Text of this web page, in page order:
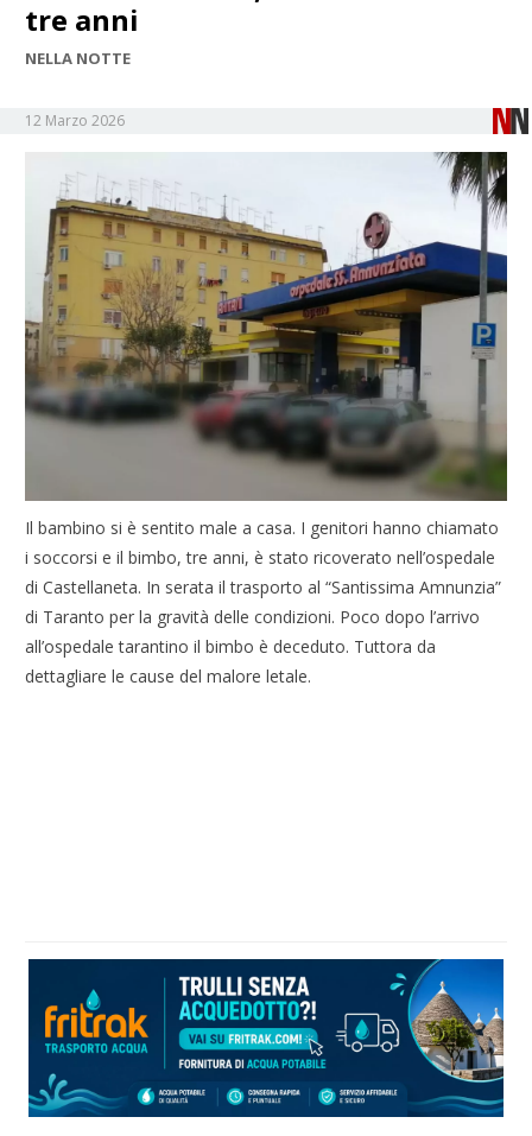
tre anni
NELLA NOTTE
12 Marzo 2026
Il bambino si è sentito male a casa. I genitori hanno chiamato
i soccorsi e il bimbo, tre anni, è stato ricoverato nell’ospedale
di Castellaneta. In serata il trasporto al “Santissima Amnunzia”
di Taranto per la gravità delle condizioni. Poco dopo l’arrivo
all’ospedale tarantino il bimbo è deceduto. Tuttora da
dettagliare le cause del malore letale.